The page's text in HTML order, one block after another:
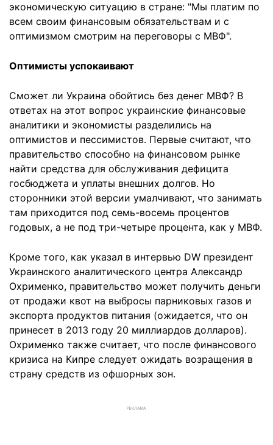
экономическую ситуацию в стране: "Мы платим по
всем своим финансовым обязательствам и с
оптимизмом смотрим на переговоры с МВФ".
Оптимисты успокаивают
Сможет ли Украина обойтись без денег МВФ? В
ответах на этот вопрос украинские финансовые
аналитики и экономисты разделились на
оптимистов и пессимистов. Первые считают, что
правительство способно на финансовом рынке
найти средства для обслуживания дефицита
госбюджета и уплаты внешних долгов. Но
сторонники этой версии умалчивают, что занимать
там приходится под семь-восемь процентов
годовых, а не под три-четыре процента, как у МВФ.
Кроме того, как указал в интервью DW президент
Украинского аналитического центра Александр
Охрименко, правительство может получить деньги
от продажи квот на выбросы парниковых газов и
экспорта продуктов питания (ожидается, что он
принесет в 2013 году 20 миллиардов долларов).
Охрименко также считает, что после финансового
кризиса на Кипре следует ожидать возращения в
страну средств из офшорных зон.
РЕКЛАМА